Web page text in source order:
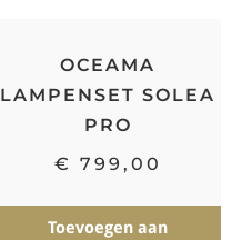
OCEAMA
LAMPENSET SOLEA
PRO
€ 799,00
Toevoegen aan